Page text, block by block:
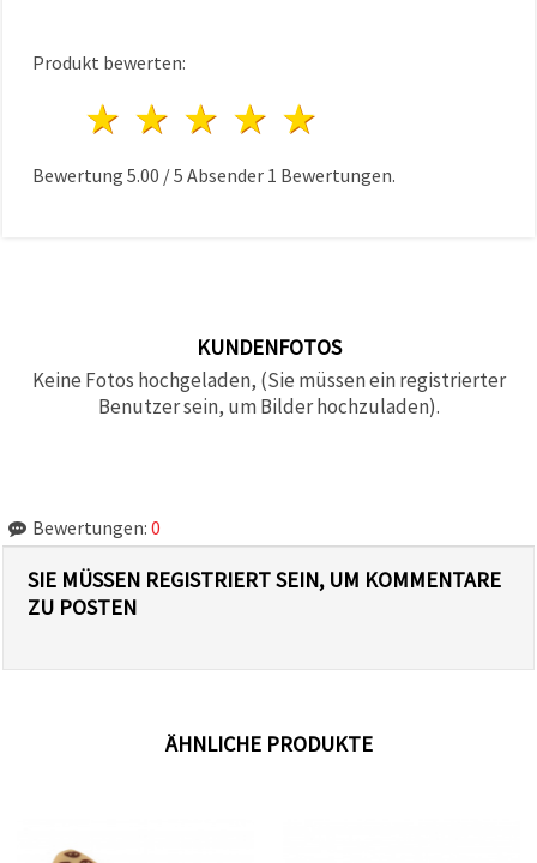
Produkt bewerten:
4 Sterne
3 Sterne
2 Sterne
1 Stern
Bewertung 5.00 /5 Absender 1 Bewertungen.
KUNDENFOTOS
Keine Fotos hochgeladen, (Sie müssen ein registrierter
Benutzer sein, um Bilder hochzuladen).
Bewertungen: 0
SIE MÜSSEN REGISTRIERT SEIN, UM KOMMENTARE
ZU POSTEN
ÄHNLICHE PRODUKTE